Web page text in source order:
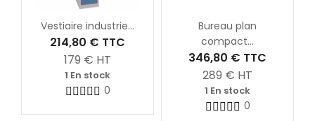
Vestiaire industrie...
214,80 € TTC
179 € HT
1 En stock
0
Bureau plan
compact...
346,80 € TTC
289 € HT
1 En stock
0